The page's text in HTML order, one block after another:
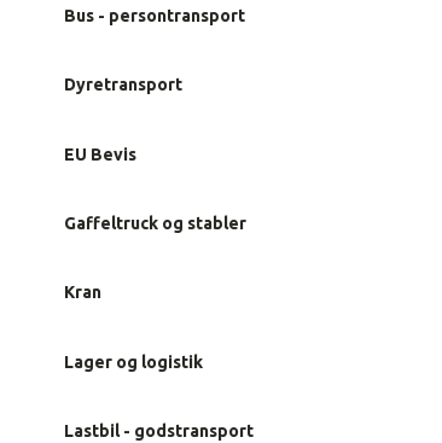
Bus - persontransport
Dyretransport
EU Bevis
Gaffeltruck og stabler
Kran
Lager og logistik
Lastbil - godstransport